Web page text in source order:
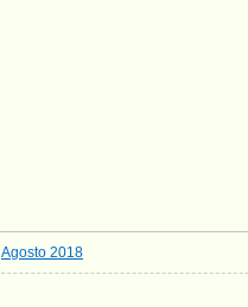
Agosto 2018